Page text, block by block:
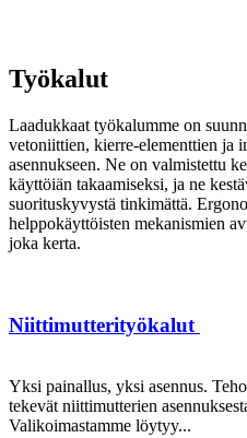
Työkalut
Laadukkaat työkalumme on
vetoniittien, kierre-elementtien ja
asennukseen. Ne on valmistettu
käyttöiän takaamiseksi, ja ne
suorituskyvystä tinkimättä.
helppokäyttöisten mekanismien
joka kerta.
Niittimutterityökalut
Yksi painallus, yksi asennus.
tekevät niittimutterien
Valikoimastamme löytyy...